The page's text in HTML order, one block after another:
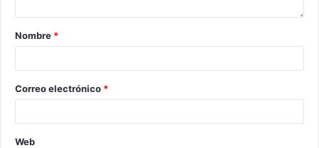
Nombre *
Correo electrónico *
Web